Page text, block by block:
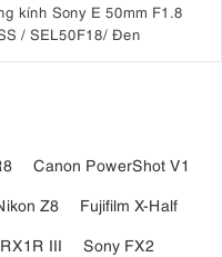
kính Sony E 50mm F1.8
/ SEL50F18/ Đen
Canon PowerShot V1
Z8
Fujifilm X-Half
III
Sony FX2